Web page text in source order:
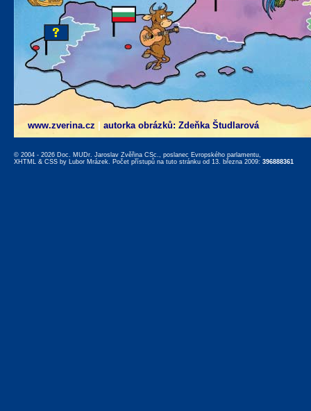
www.zverina.cz autorka obrázků: Zdeňka Študlarová
© 2004 - 2026 Doc. MUDr. Jaroslav Zvěřina CSc., poslanec Evropského parlamentu,
XHTML & CSS by Lubor Mrázek. Počet přístupů na tuto stránku od 13. března 2009: 396888361